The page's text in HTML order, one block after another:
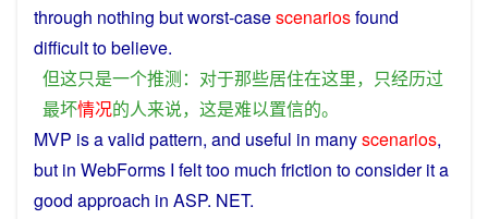
through nothing but worst-casescenariosfound
difficulttobelieve.
但这只是一个推测： 对于那些居住在这里， 只经历过
最坏情况的人来说， 这是难以置信的。
MVP isavalid pattern, and useful in manyscenarios,
but in WebForms I felttoo much friction toconsider ita
good approach in ASP. NET.